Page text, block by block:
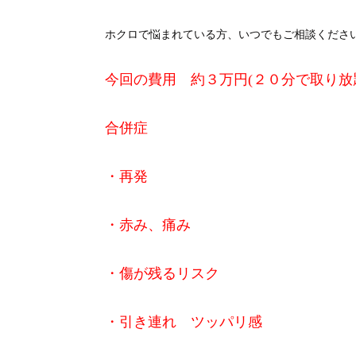
ホクロで悩まれている方、いつでもご相談くださ
今回の費用 約３万円(２０分で取り放
合併症
・再発
・赤み、痛み
・傷が残るリスク
・引き連れ ツッパリ感